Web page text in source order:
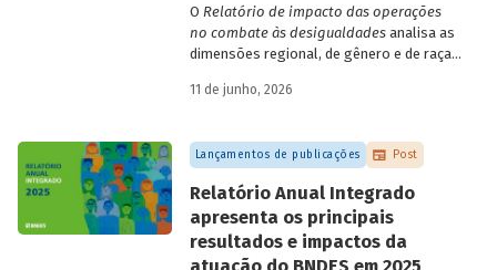
O Relatório de impacto das operações
no combate às desigualdadesanalisa as
dimensões regional, de gênero e de raça,
desigualdade de renda no Brasil, no
BNDES.
11 de junho, 2026
Lançamentos de publicações Post
Relatório Anual Integrado
apresenta os principais
resultados e impactos da